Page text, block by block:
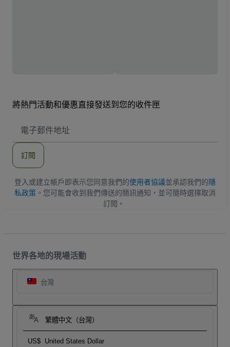
將熱門活動和優惠直接發送到您的收件匣
子
地
訂閱
登入或建立帳戶即表示您同意我們的使用者協議並承認我們的隱
私政策 。您可能會收到我們傳送的簡訊通知，並可隨時選擇取消
訂閱。
世界各地的現場活動
台灣
繁體中文（台灣）
US$ United States Dollar